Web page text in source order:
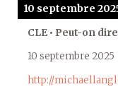
10 septembre
CLE • Peut-on
10 septembre 2025
http://